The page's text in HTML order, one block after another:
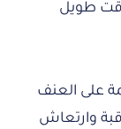
طويل
على العنف
وارتعاش